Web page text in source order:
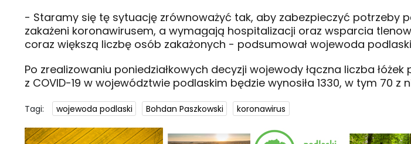
- Staramy się tę sytuację zrównoważyć tak, aby zabezpieczyć potrzeby
zakażeni koronawirusem, a wymagają hospitalizacji oraz wsparcia
coraz większą liczbę osób zakażonych - podsumował wojewoda
Po zrealizowaniu poniedziałkowych decyzji wojewody łączna liczba
z COVID-19 w województwie podlaskim będzie wynosiła 1330, w tym 70 z
Tagi: wojewoda podlaski Bohdan Paszkowski koronawirus